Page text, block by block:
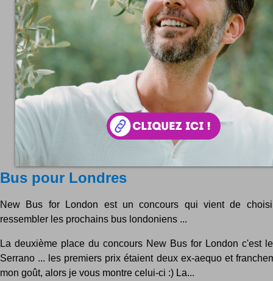
Bus pour Londres
New Bus for London est un concours qui vient de
ressembler les prochains bus londoniens ...
La deuxième place du concours New Bus for London c'est
Serrano ... les premiers prix étaient deux ex-aequo et
mon goût, alors je vous montre celui-ci :) La...